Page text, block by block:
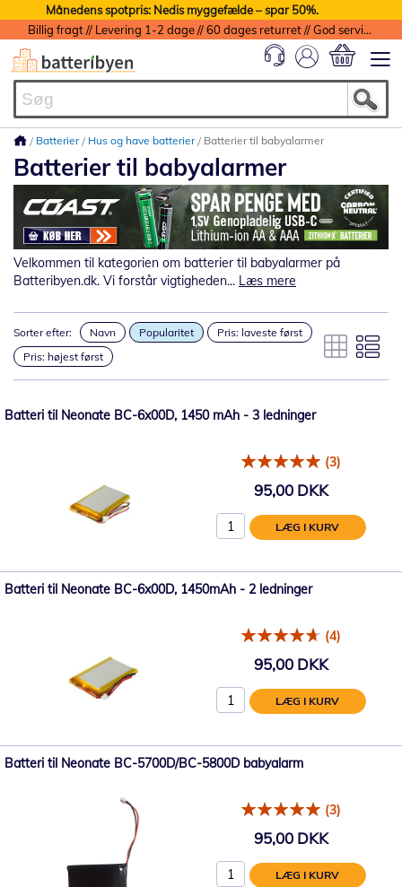
Månedens spotpris: Nedis myggefælde – spar 50%.
Billig fragt // Levering 1-2 dage // 60 dages returret // God service med garanti
Batterier Hus og have batterier Batterier til babyalarmer
Batterier til babyalarmer
Velkommen til kategorien om batterier til babyalarmer på
Batteribyen.dk. Vi forstår vigtigheden... Læs mere
Sorter efter: Navn Popularitet
Pris: laveste først
Pris: højest først
Batteri til Neonate BC-6x00D, 1450 mAh - 3 ledninger
(3)
95,00 DKK
LÆG I KURV
Batteri til Neonate BC-6x00D, 1450mAh - 2 ledninger
(4)
95,00 DKK
LÆG I KURV
Batteri til Neonate BC-5700D/BC-5800D babyalarm
(3)
95,00 DKK
LÆG I KURV